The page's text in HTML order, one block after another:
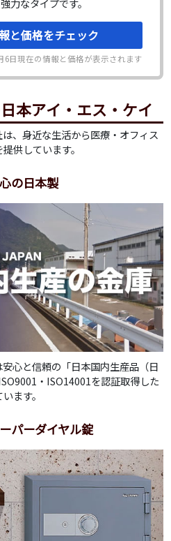
と価格をチェック
6日現在の情報と価格が表示されます
本アイ・エス・ケイ
、身近な生活から医療・オフィス
供しています。
の日本製
心と信頼の「日本国内生産品（日
・ISO14001を認証取得した
ます。
パーダイヤル錠